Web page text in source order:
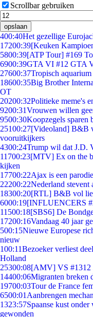
Scrollbar gebruiken
opslaan
400:40Het gezellige
17200:39[Keuken
5800:39[ATP Tour] #169
6900:39GTA VI #12 GTA
27600:37Tropisch
18600:35Big Brother
OT
20200:32Politieke meme's
9200:31Vrouwen willen
9500:30Koopzegels sparen
25100:27[Videoland] B&B
vooruitkijkers
4300:24Trump wil dat J.D.
11700:23[MTV] Ex on the
kijken
17700:22Ajax is een
22200:22Nederland stevent
18300:20[RTL] B&B vol
6000:19[INFLUENCERS
11500:18[SBS6] De
17200:16Vandaag 40 jaar
500:15Nieuwe Europese
nieuw
100:11Bezoeker verliest
Holland
25300:08[AMV] VS #1312
14400:06Migranten breken
19700:03Tour de France
6500:01 Aanbrengen
1323:57Spaanse kust
gewonden